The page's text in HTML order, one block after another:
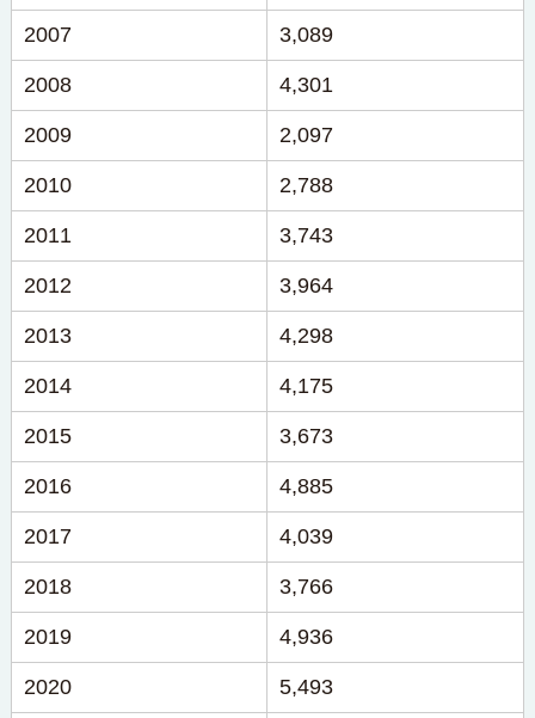
2007 3,089
2008 4,301
2009 2,097
2010 2,788
2011 3,743
2012 3,964
2013 4,298
2014 4,175
2015 3,673
2016 4,885
2017 4,039
2018 3,766
2019 4,936
2020 5,493